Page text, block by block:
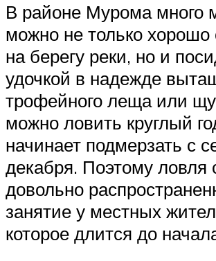
В районе Мурома много
можно не только хорошо
на берегу реки, но и
удочкой в надежде
трофейного леща или
можно ловить круглый
начинает подмерзать с
декабря. Поэтому ловля
довольно
занятие у местных
которое длится до